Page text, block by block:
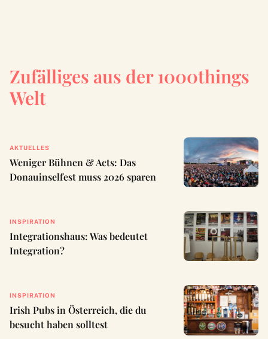
Zufälliges aus der 1000things
Welt
AKTUELLES
Weniger Bühnen & Acts: Das
Donauinselfest muss 2026 sparen
INSPIRATION
Integrationshaus: Was bedeutet
Integration?
INSPIRATION
Irish Pubs in Österreich, die du
besucht haben solltest